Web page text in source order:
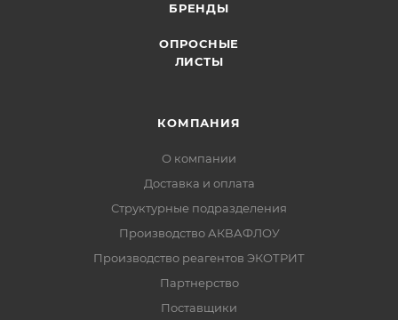
БРЕНДЫ
ОПРОСНЫЕ
ЛИСТЫ
КОМПАНИЯ
О компании
Доставка и оплата
Структурные подразделения
Производство АКВАФЛОУ
Производство реагентов ЭКОТРИТ
Партнерство
Поставщики